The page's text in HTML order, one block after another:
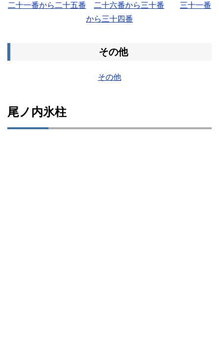
二十一番から二十五番 二十六番から三十番
三十一番
から三十四番
その他
その他
尾ノ内氷柱